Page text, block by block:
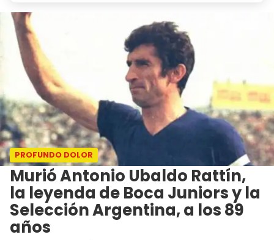
PROFUNDO DOLOR
Murió Antonio Ubaldo Rattín,
la leyenda de Boca Juniors y la
Selección Argentina, a los 89
años